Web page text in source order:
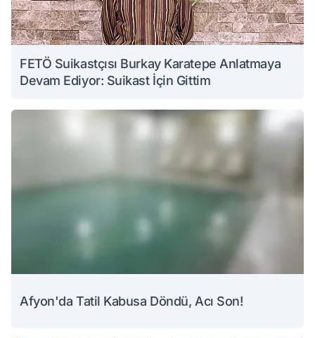
FETÖ Suikastçısı Burkay Karatepe Anlatmaya
Devam Ediyor: Suikast İçin Gittim
Afyon'da Tatil Kabusa Döndü, Acı Son!